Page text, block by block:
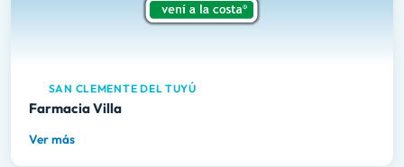
SAN CLEMENTE DEL TUYÚ
Farmacia Villa
Ver más